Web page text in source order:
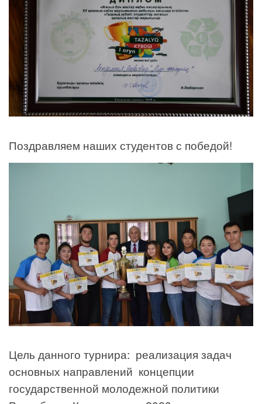
Поздравляем наших студентов с победой!
Цель данного турнира: реализация задач
основных направлений концепции
государственной молодежной политики